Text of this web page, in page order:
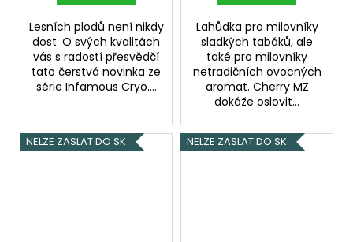
Lesních plodů není nikdy
dost. O svých kvalitách
vás s radostí přesvědčí
tato čerstvá novinka ze
série Infamous Cryo....
Lahůdka pro milovníky
sladkých tabáků, ale
také pro milovníky
netradičních ovocných
aromat. Cherry MZ
dokáže oslovit...
NELZE ZASLAT DO SK NELZE ZASLAT DO SK